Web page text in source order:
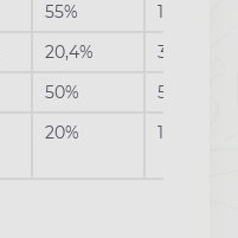
55%
1,2 mg
20,4%
327,6 µg
50%
5 µg
20% 1 µg